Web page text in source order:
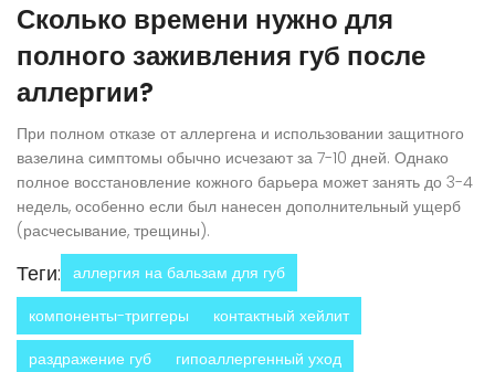
Сколько времени нужно для
полного заживления губ после
аллергии?
При полном отказе от аллергена и использовании защитного
вазелина симптомы обычно исчезают за 7-10 дней. Однако
полное восстановление кожного барьера может занять до 3-4
недель, особенно если был нанесен дополнительный ущерб
(расчесывание, трещины).
Теги: аллергия на бальзам для губ
компоненты-триггеры
контактный хейлит
раздражение губ
гипоаллергенный уход